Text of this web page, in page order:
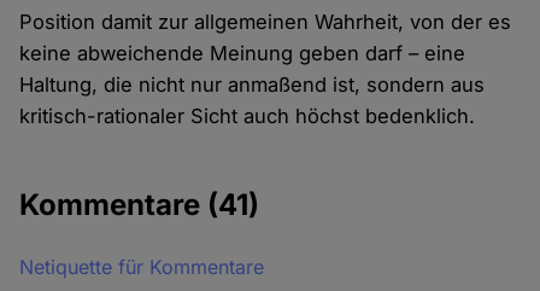
Position damit zur allgemeinen Wahrheit, von der es
keine abweichende Meinung geben darf – eine
Haltung, die nicht nur anmaßend ist, sondern aus
kritisch-rationaler Sicht auch höchst bedenklich.
Kommentare (41)
Netiquette für Kommentare